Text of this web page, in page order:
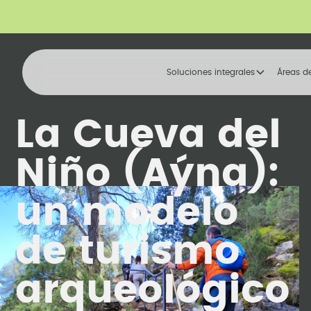
Soluciones integrales Áreas
La Cueva del
Niño (Aýna):
un modelo
de turismo
arqueológico